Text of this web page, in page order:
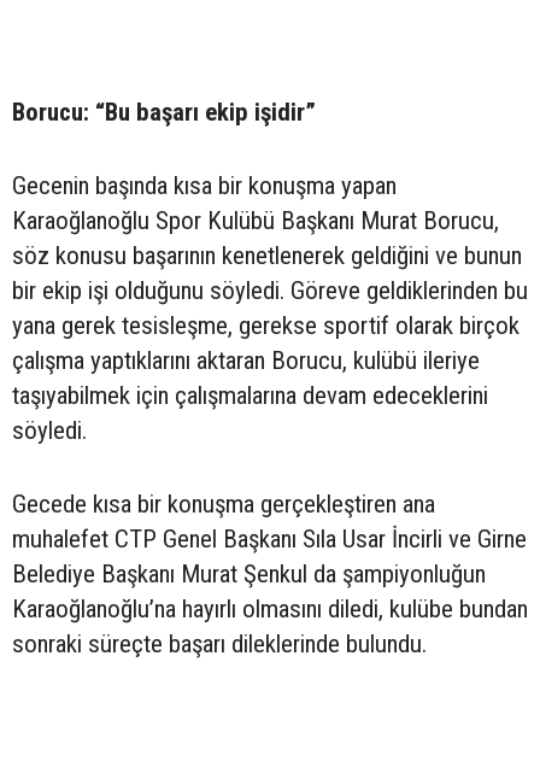
Borucu: “Bu başarı ekip işidir”
Gecenin başında kısa bir konuşma yapan
Karaoğlanoğlu Spor Kulübü Başkanı Murat Borucu,
söz konusu başarının kenetlenerek geldiğini ve bunun
bir ekip işi olduğunu söyledi. Göreve geldiklerinden bu
yana gerek tesisleşme, gerekse sportif olarak birçok
çalışma yaptıklarını aktaran Borucu, kulübü ileriye
taşıyabilmek için çalışmalarına devam edeceklerini
söyledi.
Gecede kısa bir konuşma gerçekleştiren ana
muhalefet CTP Genel Başkanı Sıla Usar İncirli ve Girne
Belediye Başkanı Murat Şenkul da şampiyonluğun
Karaoğlanoğlu’na hayırlı olmasını diledi, kulübe bundan
sonraki süreçte başarı dileklerinde bulundu.